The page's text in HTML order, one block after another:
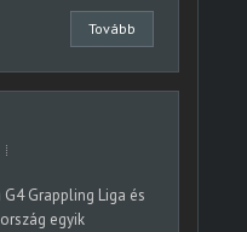
Tovább
Grappling Liga és
egyik